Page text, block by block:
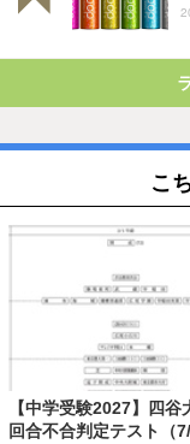
こ
【中学受験2027】四谷
回合不合判定テスト（7/